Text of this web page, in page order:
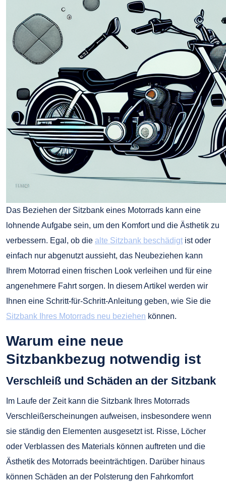
Das Beziehen der Sitzbank eines Motorrads kann eine
lohnende Aufgabe sein, um den Komfort und die Ästhetik zu
verbessern. Egal, ob die alte Sitzbank beschädigt ist oder
einfach nur abgenutzt aussieht, das Neubeziehen kann
Ihrem Motorrad einen frischen Look verleihen und für eine
angenehmere Fahrt sorgen. In diesem Artikel werden wir
Ihnen eine Schritt-für-Schritt-Anleitung geben, wie Sie die
Sitzbank Ihres Motorrads neu beziehen können.
Warum eine neue
Sitzbankbezug notwendig ist
Verschleiß und Schäden an der Sitzbank
Im Laufe der Zeit kann die Sitzbank Ihres Motorrads
Verschleißerscheinungen aufweisen, insbesondere wenn
sie ständig den Elementen ausgesetzt ist. Risse, Löcher
oder Verblassen des Materials können auftreten und die
Ästhetik des Motorrads beeinträchtigen. Darüber hinaus
können Schäden an der Polsterung den Fahrkomfort